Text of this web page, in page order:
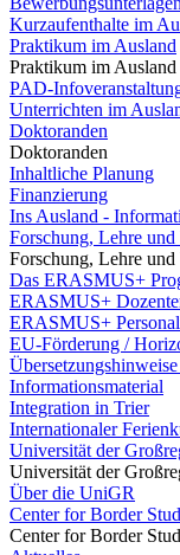
Kurzaufenthalte im
Praktikum im Ausland
Praktikum im Ausland
PAD-
Unterrichten im
Doktoranden
Doktoranden
Inhaltliche Planung
Finanzierung
Ins Ausland -
Forschung, Lehre
Forschung, Lehre
Das ERASMUS+
ERASMUS+
ERASMUS+
EU-Förderung /
Informationsmaterial
Integration in Trier
Internationaler
Universität der
Universität der
Über die UniGR
Center for Border
Center for Border